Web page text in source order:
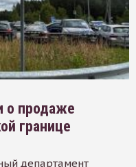
о продаже
границе
департамент